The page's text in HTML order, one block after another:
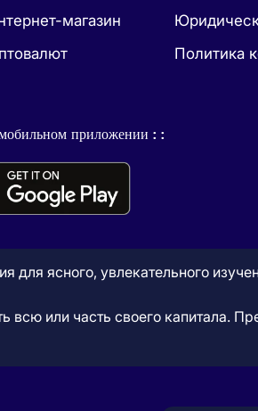
магазин
Политика
приложении : :
ясного, увлекательного
всю или часть своего капитала.